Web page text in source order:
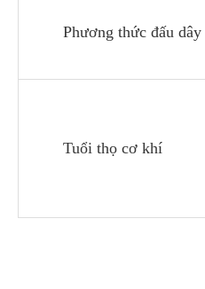
Phương thức đấu dây
Tuổi thọ cơ khí